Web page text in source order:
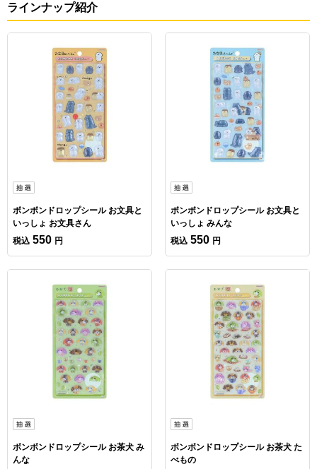
ラインナップ紹介
ボンボンドロップシール お文具と
いっしょ お文具さん
税込 550 円
ボンボンドロップシール お文具と
いっしょ みんな
税込 550 円
ボンボンドロップシール お茶犬 み
んな
ボンボンドロップシール お茶犬 た
べもの